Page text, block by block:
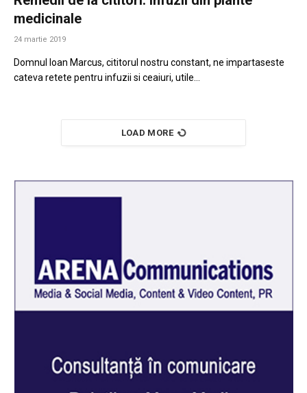
medicinale
24 martie 2019
Domnul Ioan Marcus, cititorul nostru constant, ne impartaseste
cateva retete pentru infuzii si ceaiuri, utile…
LOAD MORE